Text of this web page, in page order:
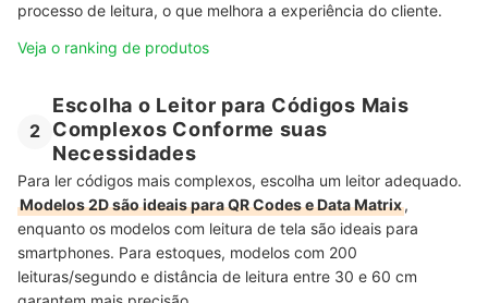
processo de leitura, o que melhora a experiência do cliente.
Veja o ranking de produtos
2
Escolha o Leitor para Códigos Mais
Complexos Conforme suas
Necessidades
Para ler códigos mais complexos, escolha um leitor adequado.
Modelos 2D são ideais para QR Codes e Data Matrix,
enquanto os modelos com leitura de tela são ideais para
smartphones. Para estoques, modelos com 200
leituras/segundo e distância de leitura entre 30 e 60 cm